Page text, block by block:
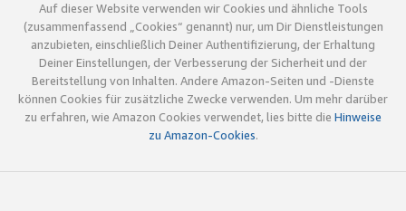
Auf dieser Website verwenden wir Cookies und ähnliche Tools
(zusammenfassend „Cookies“ genannt) nur, um Dir Dienstleistungen
anzubieten, einschließlich Deiner Authentifizierung, der Erhaltung
Deiner Einstellungen, der Verbesserung der Sicherheit und der
Bereitstellung von Inhalten. Andere Amazon-Seiten und -Dienste
können Cookies für zusätzliche Zwecke verwenden. Um mehr darüber
zu erfahren, wie Amazon Cookies verwendet, lies bitte die Hinweise
zu Amazon-Cookies.